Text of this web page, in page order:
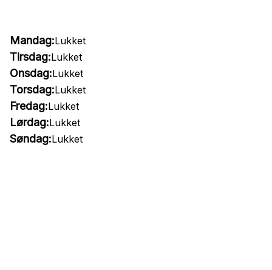
Mandag:Lukket
Tirsdag:Lukket
Onsdag:Lukket
Torsdag:Lukket
Fredag:Lukket
Lørdag:Lukket
Søndag:Lukket